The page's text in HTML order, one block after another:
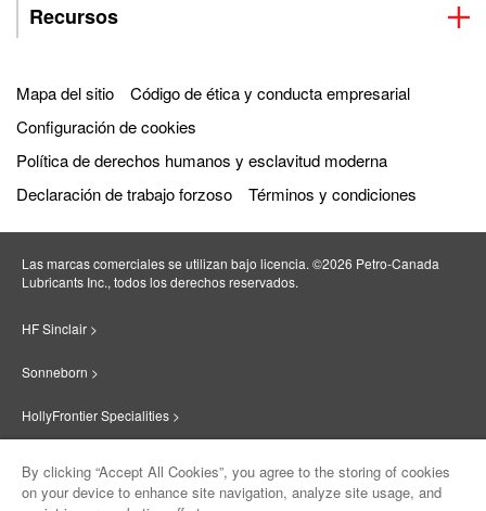
Recursos
Mapa del sitio
Código de ética y conducta empresarial
Configuración de cookies
Política de derechos humanos y esclavitud moderna
Declaración de trabajo forzoso
Términos y condiciones
Las marcas comerciales se utilizan bajo licencia. ©2026 Petro‐Canada
Lubricants Inc., todos los derechos reservados.
HF Sinclair >
Sonneborn >
HollyFrontier Specialities >
Suniso >
By clicking “Accept All Cookies”, you agree to the storing of cookies
on your device to enhance site navigation, analyze site usage, and